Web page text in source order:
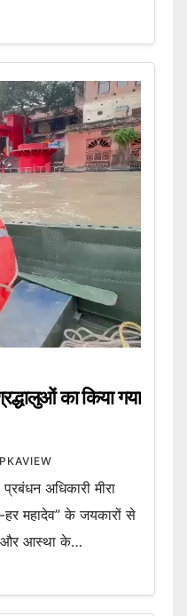
का किया गया
अधिकारी मीरा
हर महादेव” के जयकारों से
और आस्था के…